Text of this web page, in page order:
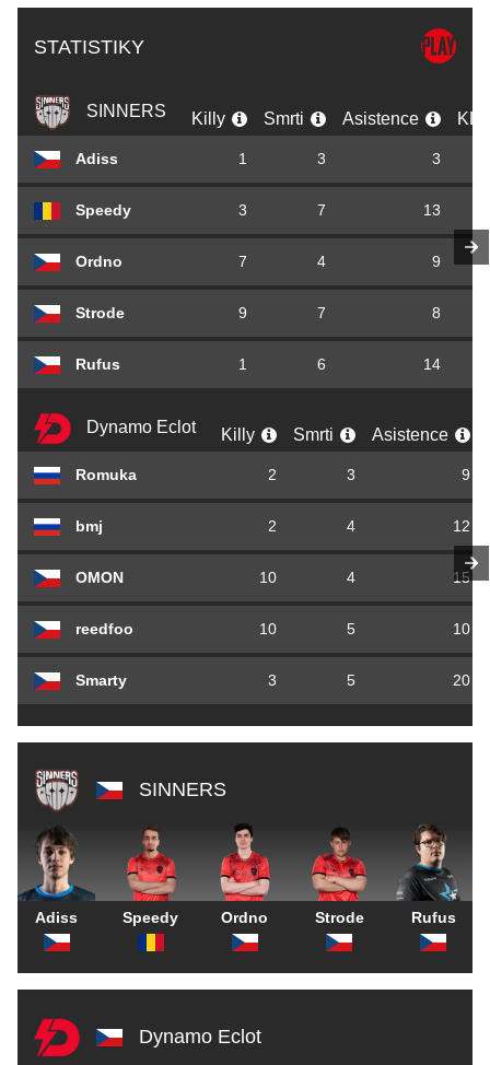
STATISTIKY
SINNERS Killy Smrti Asistence
Adiss 1 3 3
Speedy 3 7 13
Ordno 7 4 9
Strode 9 7 8
Rufus 1 6 14
Dynamo Eclot Killy Smrti Asistence
Romuka 2 3 9
bmj 2 4 12
OMON 10 4 15
reedfoo 10 5 10
Smarty 3 5 20
SINNERS
Adiss Speedy Ordno Strode Rufus
Dynamo Eclot